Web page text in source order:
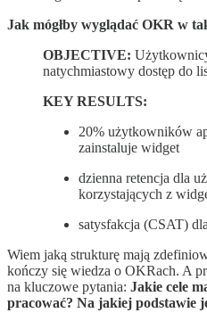
Jak mógłby wyglądać OKR w
OBJECTIVE:
natychmiastowy dostęp do
KEY RESULTS:
20% użytkowników
zainstaluje widget
dzienna retencja dla
korzystających z
satysfakcja (CSAT)
Wiem jaką strukturę mają
kończy się wiedza o OKRach. A
na kluczowe pytania: Jakie cele
pracować? Na jakiej podstawie